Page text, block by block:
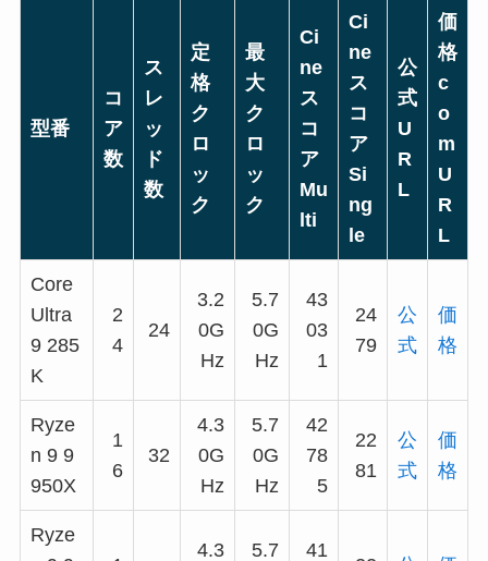
型番
コ
ア
数
ス
レ
ッ
ド
数
定
格
ク
ロ
ッ
ク
最
大
ク
ロ
ッ
ク
Ci
ne
ス
コ
ア
Mu
lti
Ci
ne
ス
コ
ア
Si
ng
le
公
式
U
R
L
価
格
c
o
m
U
R
L
Core
Ultra
9 285
K
2
4
24
3.2
0G
Hz
5.7
0G
Hz
43
03
1
24
79
公
式
価
格
Ryze
n 9 9
950X
1
6
32
4.3
0G
Hz
5.7
0G
Hz
42
78
5
22
81
公
式
価
格
Ryze
4.3 5.7 41